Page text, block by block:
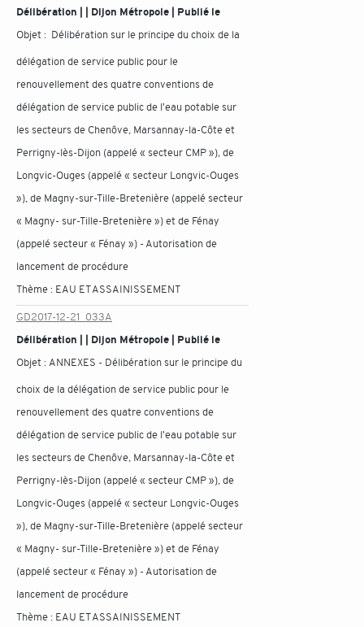
Délibération | | Dijon Métropole | Publié le
Objet : Délibération sur le principe du choix de la
délégation de service public pour le
renouvellement des quatre conventions de
délégation de service public de l'eau potable sur
les secteurs de Chenôve, Marsannay-la-Côte et
Perrigny-lès-Dijon (appelé « secteur CMP »), de
Longvic-Ouges (appelé « secteur Longvic-Ouges
»), de Magny-sur-Tille-Bretenière (appelé secteur
« Magny- sur-Tille-Bretenière ») et de Fénay
(appelé secteur « Fénay ») - Autorisation de
lancement de procédure
Thème : EAU ET ASSAINISSEMENT
GD2017-12-21_033A
Délibération | | Dijon Métropole | Publié le
Objet : ANNEXES - Délibération sur le principe du
choix de la délégation de service public pour le
renouvellement des quatre conventions de
délégation de service public de l'eau potable sur
les secteurs de Chenôve, Marsannay-la-Côte et
Perrigny-lès-Dijon (appelé « secteur CMP »), de
Longvic-Ouges (appelé « secteur Longvic-Ouges
»), de Magny-sur-Tille-Bretenière (appelé secteur
« Magny- sur-Tille-Bretenière ») et de Fénay
(appelé secteur « Fénay ») - Autorisation de
lancement de procédure
Thème : EAU ET ASSAINISSEMENT